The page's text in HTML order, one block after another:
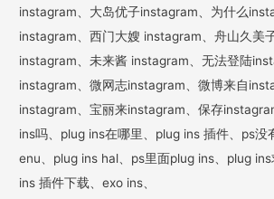
instagram、大岛优子instagram、为什么
instagram、西门大嫂 instagram、舟山久美
instagram、未来酱 instagram、无法登陆
instagram、微网志instagram、微博来自
instagram、宝丽来instagram、保存
ins吗、plug ins在哪里、plug ins 插件、ps没
enu、plug ins hal、ps里面plug ins、plug
ins 插件下载、exo ins、